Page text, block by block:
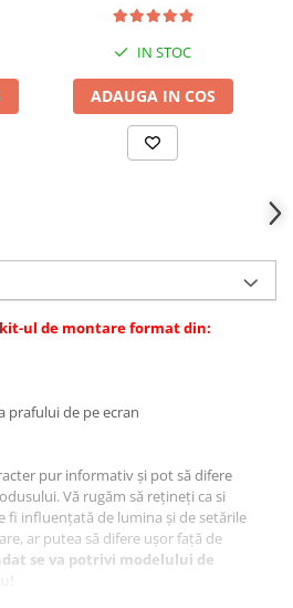
IN STOC
ADAUGA IN COS
ul de montare format din:
prafului de pe ecran
pur informativ și pot să difere
Vă rugăm să rețineți ca si
fi influențată de lumina și de setările
ar putea să difere ușor față de
se va potrivi modelului de